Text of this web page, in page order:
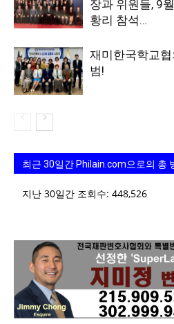
장과 위원들, 9
황리 참석…
재미한국학교
범!
최근 30일간 Philain.com으로의 총
지난 30일간 조회수: 448,526